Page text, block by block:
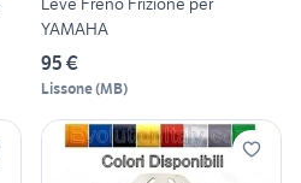
YAMAHA
95 €
Lissone(MB)